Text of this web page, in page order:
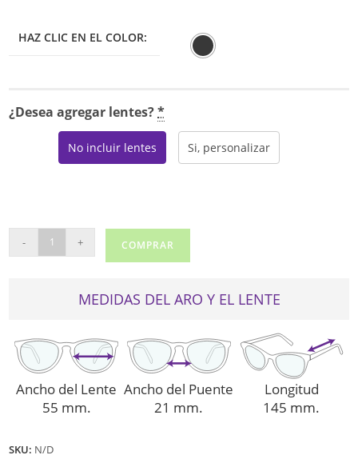
HAZ CLIC EN EL COLOR:
¿Desea agregar lentes?*
No incluir lentes Si, personalizar
BAN
- + COMPRAR
MEDIDAS DEL ARO Y EL LENTE
Ancho del Lente
55 mm.
Ancho del Puente
21 mm.
Longitud
145 mm.
SKU: N/D